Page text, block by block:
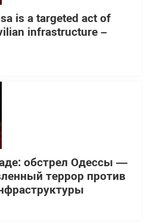
is a targeted act of
infrastructure –
обстрел Одессы —
террор против